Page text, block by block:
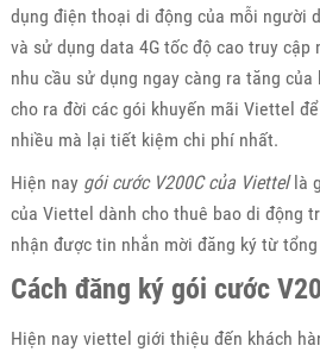
dụng điện thoại di động của mỗi người
và sử dụng data 4G tốc độ cao truy
nhu cầu sử dụng ngay càng ra tăng
cho ra đời các gói khuyến mãi Viettel
nhiều mà lại tiết kiệm chi phí nhất.
Hiện nay gói cước V200C của Viettellà
của Viettel dành cho thuê bao di động
nhận được tin nhắn mời đăng ký từ
Cách đăng ký gói cước
Hiện nay viettel giới thiệu đến khách